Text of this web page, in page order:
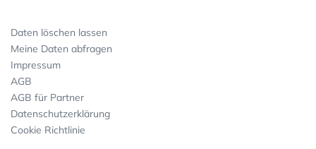
Daten löschen lassen
Meine Daten abfragen
Impressum
AGB
AGB für Partner
Datenschutzerklärung
Cookie Richtlinie